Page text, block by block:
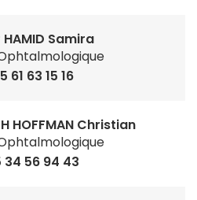
Samira
61 63 15 16
HOFFMAN Christian
34 56 94 43